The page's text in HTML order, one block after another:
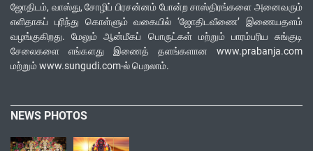
ஜோதிடம், வாஸ்து, சோழிப் பிரசன்னம் போன்ற சாஸ்திரங்களை அனைவரும்
எளிதாகப் புரிந்து கொள்ளும் வகையில் ‘ஜோதிடவீணை’ இணையதளம்
வழங்குகிறது. மேலும் ஆன்மீகப் பொருட்கள் மற்றும் பாரம்பரிய சுங்குடி
சேலைகளை எங்களது இணைத் தளங்களான www.prabanja.com
மற்றும் www.sungudi.com-ல் பெறலாம்.
NEWS PHOTOS